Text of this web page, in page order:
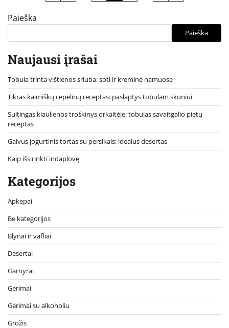
puslapiavimas
Paieška
Paieška
Naujausi įrašai
Tobula trinta vištienos sriuba: soti ir kreminė namuose
Tikras kaimiškų cepelinų receptas: paslaptys tobulam skoniui
Sultingas kiaulienos troškinys orkaitėje: tobulas savaitgalio pietų
receptas
Gaivus jogurtinis tortas su persikais: idealus desertas
Kaip išsirinkti indaplovę
Kategorijos
Apkepai
Be kategorijos
Blynai ir vafliai
Desertai
Garnyrai
Gėrimai
Gėrimai su alkoholiu
Grožis